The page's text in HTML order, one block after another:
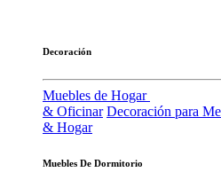
Decoración
Muebles de Hogar
& Oficinar Decoración para
& Hogar
Muebles De Dormitorio